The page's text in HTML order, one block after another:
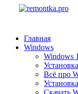
Главная
Windows
Windows
Всё про
Скачать